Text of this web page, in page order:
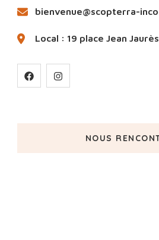
bienvenue@scopterra-
Local : 19 place Jean
NOUS